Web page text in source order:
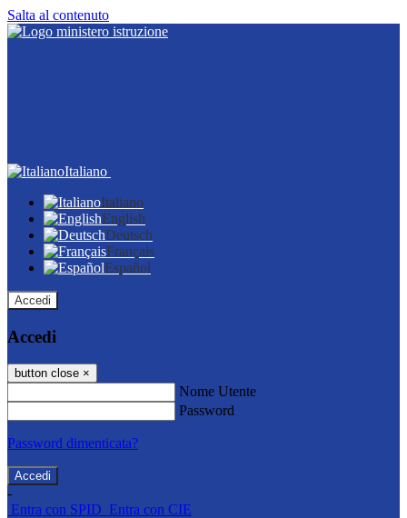
Salta al contenuto
Italiano
Italiano
English
Deutsch
Français
Español
Accedi
Accedi
button close ×
Nome Utente
Password
Password dimenticata?
-
Entra con SPID Entra con CIE